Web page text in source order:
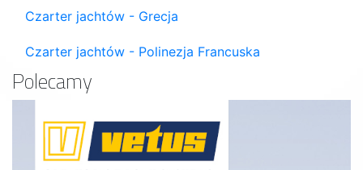
Czarter jachtów - Grecja
Czarter jachtów - Polinezja Francuska
Polecamy